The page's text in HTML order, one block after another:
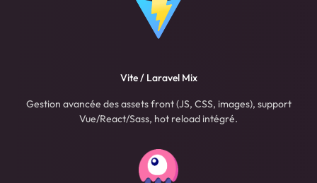
Vite / Laravel Mix
Gestion avancée des assets front (JS, CSS, images), support
Vue/React/Sass, hot reload intégré.